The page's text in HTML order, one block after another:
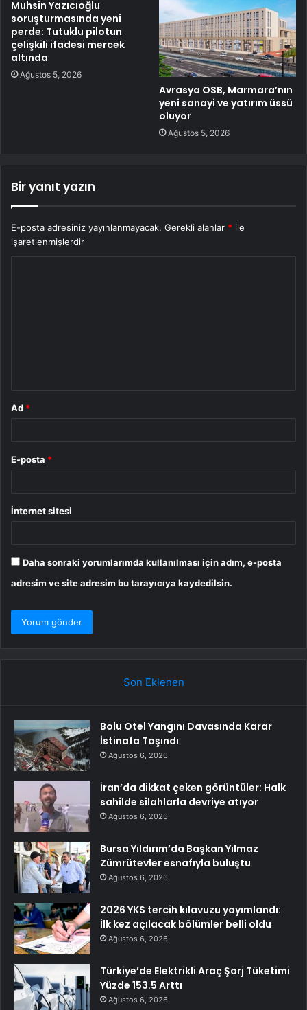
Muhsin Yazıcıoğlu
soruşturmasında yeni
perde: Tutuklu pilotun
çelişkili ifadesi mercek
altında
Ağustos 5, 2026
Avrasya OSB, Marmara’nın
yeni sanayi ve yatırım üssü
oluyor
Ağustos 5, 2026
Bir yanıt yazın
E-posta adresiniz yayınlanmayacak. Gerekli alanlar * ile
işaretlenmişlerdir
Ad *
E-posta *
İnternet sitesi
Daha sonraki yorumlarımda kullanılması için adım, e-posta
adresim ve site adresim bu tarayıcıya kaydedilsin.
Son Eklenen
Bolu Otel Yangını Davasında Karar
İstinafa Taşındı
Ağustos 6, 2026
İran’da dikkat çeken görüntüler: Halk
sahilde silahlarla devriye atıyor
Ağustos 6, 2026
Bursa Yıldırım’da Başkan Yılmaz
Zümrütevler esnafıyla buluştu
Ağustos 6, 2026
2026 YKS tercih kılavuzu yayımlandı:
İlk kez açılacak bölümler belli oldu
Ağustos 6, 2026
Türkiye’de Elektrikli Araç Şarj Tüketimi
Yüzde 153.5 Arttı
Ağustos 6, 2026